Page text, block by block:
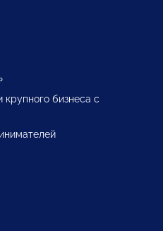
крупного бизнеса с